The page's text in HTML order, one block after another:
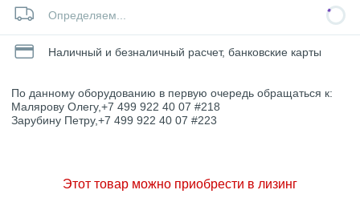
Определяем...
Наличный и безналичный расчет, банковские карты
По данному оборудованию в первую очередь обращаться к:
Малярову Олегу,+7 499 922 40 07 #218
Зарубину Петру,+7 499 922 40 07 #223
Этот товар можно приобрести в лизинг